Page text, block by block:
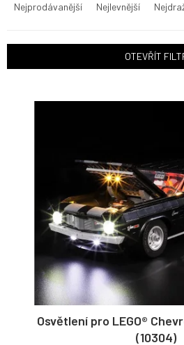
í
Nejprodávanější Nejlevnější
OTEVŘÍT
Osvětlení pro LEGO®
(10304)